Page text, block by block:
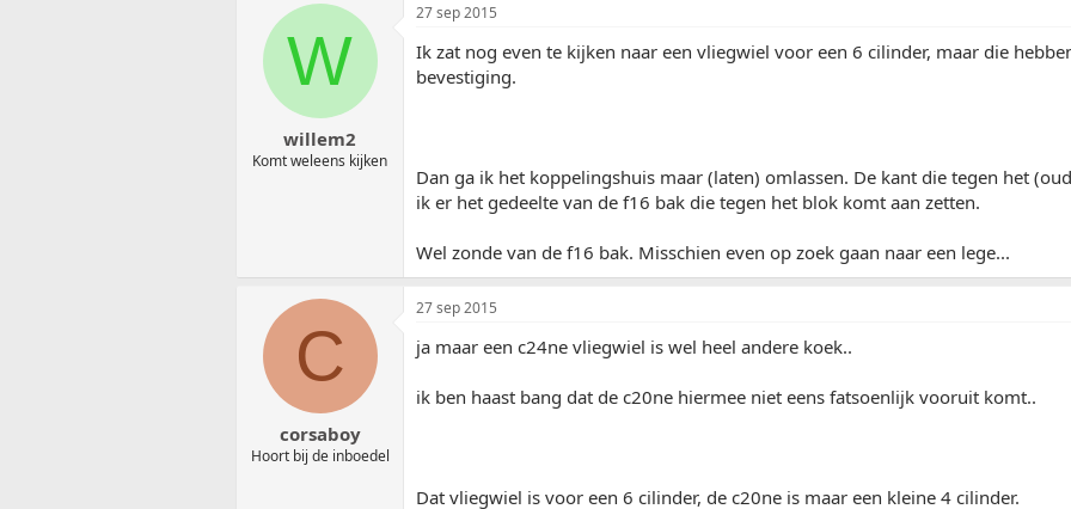
W
willem2
Komt weleens kijken
27 sep 2015
Ik zat nog even te kijken naar een vliegwiel voor een 6 cilinder, maar die
bevestiging.
Dan ga ik het koppelingshuis maar (laten) omlassen. De kant die tegen het
ik er het gedeelte van de f16 bak die tegen het blok komt aan zetten.
Wel zonde van de f16 bak. Misschien even op zoek gaan naar een lege...
C
corsaboy
Hoort bij de inboedel
27 sep 2015
ja maar een c24ne vliegwiel is wel heel andere koek..
ik ben haast bang dat de c20ne hiermee niet eens fatsoenlijk vooruit komt..
Dat vliegwiel is voor een 6 cilinder, de c20ne is maar een kleine 4 cilinder.